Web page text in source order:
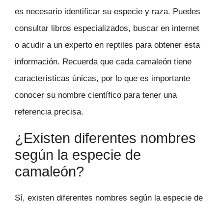
es necesario identificar su especie y raza. Puedes
consultar libros especializados, buscar en internet
o acudir a un experto en reptiles para obtener esta
información. Recuerda que cada camaleón tiene
características únicas, por lo que es importante
conocer su nombre científico para tener una
referencia precisa.
¿Existen diferentes nombres
según la especie de
camaleón?
Sí, existen diferentes nombres según la especie de